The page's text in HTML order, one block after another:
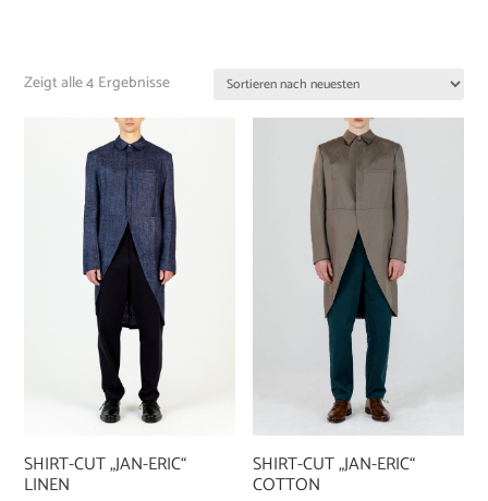
Zeigt alle 4 Ergebnisse
SHIRT-CUT „JAN-ERIC“
LINEN
SHIRT-CUT „JAN-ERIC“
COTTON